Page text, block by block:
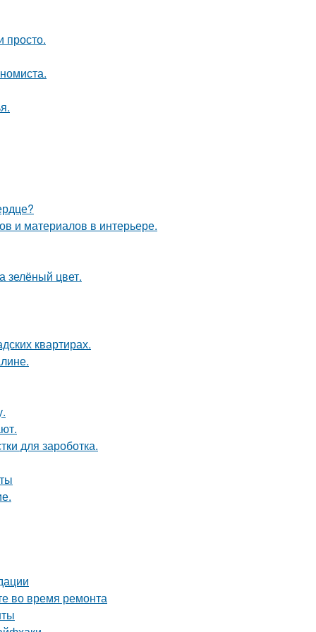
просто.
и материалов в интерьере.
зелёный цвет.
квартирах.
для зароботка.
во время ремонта